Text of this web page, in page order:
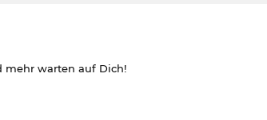
mehr warten auf Dich!